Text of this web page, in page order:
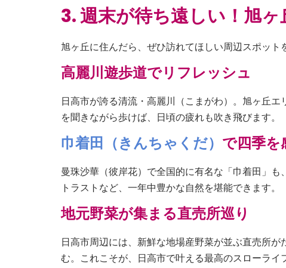
3. 週末が待ち遠しい！旭
旭ヶ丘に住んだら、ぜひ訪れてほしい周辺スポット
高麗川遊歩道でリフレッシュ
日高市が誇る清流・高麗川（こまがわ）。旭ヶ丘
を聞きながら歩けば、日頃の疲れも吹き飛びます。
巾着田（きんちゃくだ） で四季を
曼珠沙華（彼岸花）で全国的に有名な「巾着田」
トラストなど、一年中豊かな自然を堪能できます。
地元野菜が集まる直売所巡り
日高市周辺には、新鮮な地場産野菜が並ぶ直売所
む。これこそが、日高市で叶える最高のスローライ